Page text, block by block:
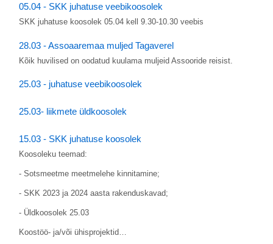
05.04 - SKK juhatuse veebikoosolek
SKK juhatuse koosolek 05.04 kell 9.30-10.30 veebis
28.03 - Assoaaremaa muljed Tagaverel
Kõik huvilised on oodatud kuulama muljeid Assooride reisist.
25.03 - juhatuse veebikoosolek
25.03- liikmete üldkoosolek
15.03 - SKK juhatuse koosolek
Koosoleku teemad:
- Sotsmeetme meetmelehe kinnitamine;
- SKK 2023 ja 2024 aasta rakenduskavad;
- Üldkoosolek 25.03
Koostöö- ja/või ühisprojektid…